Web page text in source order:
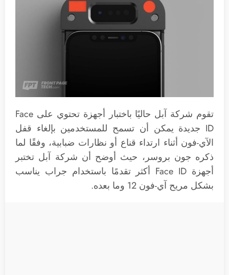
تقوم شركة آبل حاليًا باختبار أجهزة تحتوي على Face
ID جديدة يمكن أن تسمح للمستخدمين بإلغاء قفل
الآي-فون أثناء ارتداء قناع أو نظارات ضبابية، وفقًا لما
ذكره جون بروسر، حيث أوضح أن شركة آبل تختبر
أجهزة Face ID أكثر تقدمًا باستخدام جراب يناسب
بشكل مريح آي-فون 12 وما بعده.